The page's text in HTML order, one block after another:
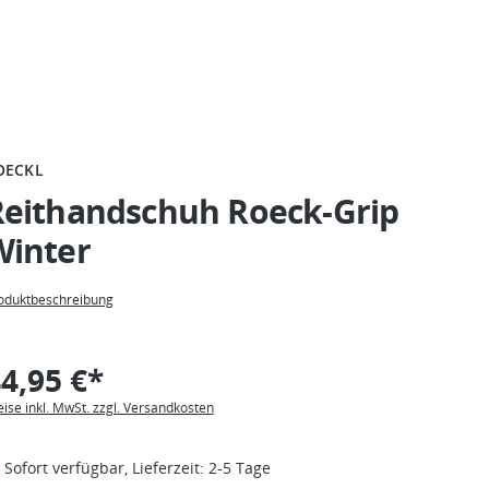
Roeck-Grip
€*
inkl. MwSt. zzgl. Versandkosten
Sofort verfügbar, Lieferzeit: 2-5 Tage